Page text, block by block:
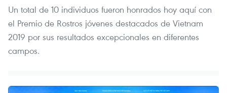
Un total de 10 individuos fueron honrados hoy aquí con
el Premio de Rostros jóvenes destacados de Vietnam
2019 por sus resultados excepcionales en diferentes
campos.